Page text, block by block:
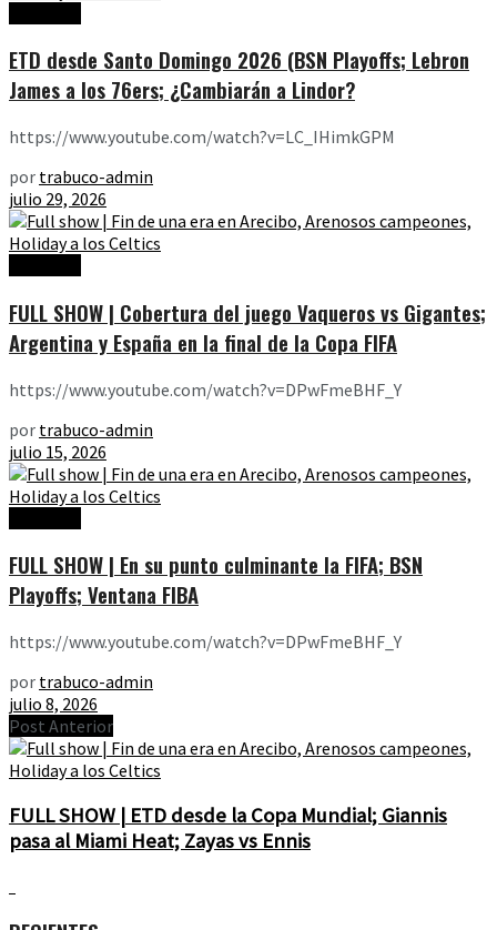
ETD desde Santo Domingo 2026 (BSN Playoffs; Lebron
James a los 76ers; ¿Cambiarán a Lindor?
https://www.youtube.com/watch?v=LC_IHimkGPM
por trabuco-admin
julio 29, 2026
FULL SHOW | Cobertura del juego Vaqueros vs Gigantes;
Argentina y España en la final de la Copa FIFA
https://www.youtube.com/watch?v=DPwFmeBHF_Y
por trabuco-admin
julio 15, 2026
FULL SHOW | En su punto culminante la FIFA; BSN
Playoffs; Ventana FIBA
https://www.youtube.com/watch?v=DPwFmeBHF_Y
por trabuco-admin
julio 8, 2026
Post Anterior
FULL SHOW | ETD desde la Copa Mundial; Giannis
pasa al Miami Heat; Zayas vs Ennis